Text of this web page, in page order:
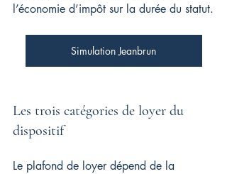
l’économie d’impôt sur la durée du statut.
Simulation Jeanbrun
Les trois catégories de loyer du
dispositif
Le plafond de loyer dépend de la